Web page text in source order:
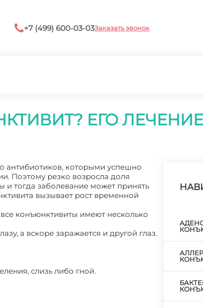
+7 (499) 600-03-03Заказать звонок
ЕГО ЛЕЧЕНИЕ
антибиотиков, которыми успешно
Поэтому резко возросла доля
тогда заболевание может принять
вызывает рост временной
конъюнктивиты имеют несколько
а вскоре заражается и другой глаз.
слизь либо гной.